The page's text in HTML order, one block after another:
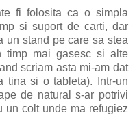
fi folosita ca o simpla
si suport de carti, dar
un stand pe care sa stea
timp mai gasesc si alte
scriam asta mi-am dat
tina si o tableta). Intr-un
de natural s-ar potrivi
un colt unde ma refugiez